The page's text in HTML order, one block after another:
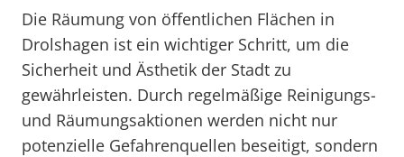
Die Räumung von öffentlichen Flächen in
Drolshagen ist ein wichtiger Schritt, um die
Sicherheit und Ästhetik der Stadt zu
gewährleisten. Durch regelmäßige Reinigungs-
und Räumungsaktionen werden nicht nur
potenzielle Gefahrenquellen beseitigt, sondern